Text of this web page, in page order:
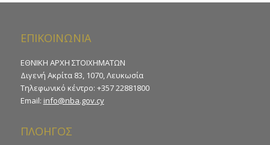
ΕΠΙΚΟΙΝΩΝΙΑ
ΕΘΝΙΚΗ ΑΡΧΗ ΣΤΟΙΧΗΜΑΤΩΝ
Διγενή Ακρίτα 83, 1070, Λευκωσία
Τηλεφωνικό κέντρο: +357 22881800
Email: info@nba.gov.cy
ΠΛΟΗΓΟΣ